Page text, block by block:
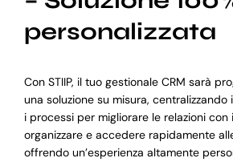
personalizzata
Con STIIP, il tuo gestionale CRM sarà
una soluzione su misura,
i processi per migliorare le relazioni con
organizzare e accedere rapidamente
offrendo un’esperienza altamente